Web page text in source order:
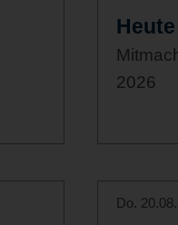
2026
Do.